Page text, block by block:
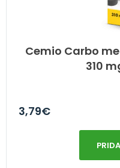
Cemio Carbo
310
3,79€